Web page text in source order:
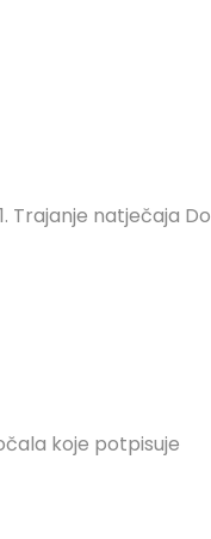
Trajanje natječaja Do
koje potpisuje